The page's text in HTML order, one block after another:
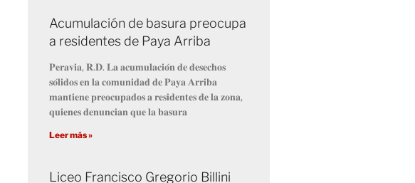
Acumulación de basura preocupa
a residentes de Paya Arriba
𝐏𝐞𝐫𝐚𝐯𝐢𝐚, 𝐑.𝐃. 𝐋𝐚 𝐚𝐜𝐮𝐦𝐮𝐥𝐚𝐜𝐢𝐨́𝐧 𝐝𝐞 𝐝𝐞𝐬𝐞𝐜𝐡𝐨𝐬
𝐬𝐨́𝐥𝐢𝐝𝐨𝐬 𝐞𝐧 𝐥𝐚 𝐜𝐨𝐦𝐮𝐧𝐢𝐝𝐚𝐝 𝐝𝐞 𝐏𝐚𝐲𝐚 𝐀𝐫𝐫𝐢𝐛𝐚
𝐦𝐚𝐧𝐭𝐢𝐞𝐧𝐞 𝐩𝐫𝐞𝐨𝐜𝐮𝐩𝐚𝐝𝐨𝐬 𝐚 𝐫𝐞𝐬𝐢𝐝𝐞𝐧𝐭𝐞𝐬 𝐝𝐞 𝐥𝐚 𝐳𝐨𝐧𝐚,
𝐪𝐮𝐢𝐞𝐧𝐞𝐬 𝐝𝐞𝐧𝐮𝐧𝐜𝐢𝐚𝐧 𝐪𝐮𝐞 𝐥𝐚 𝐛𝐚𝐬𝐮𝐫𝐚
Leer más »
Liceo Francisco Gregorio Billini